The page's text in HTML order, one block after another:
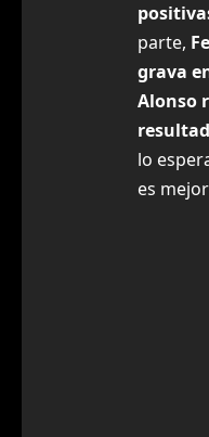
parte,
grava
Alonso
lo
es